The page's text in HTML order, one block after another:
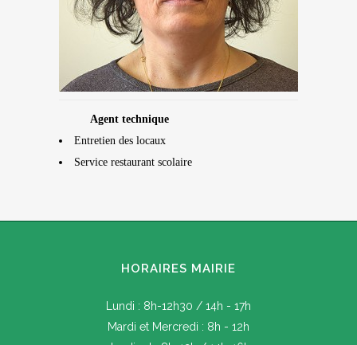
Agent technique
Entretien des locaux
Service restaurant scolaire
HORAIRES MAIRIE
Lundi : 8h-12h30 / 14h - 17h
Mardi et Mercredi : 8h - 12h